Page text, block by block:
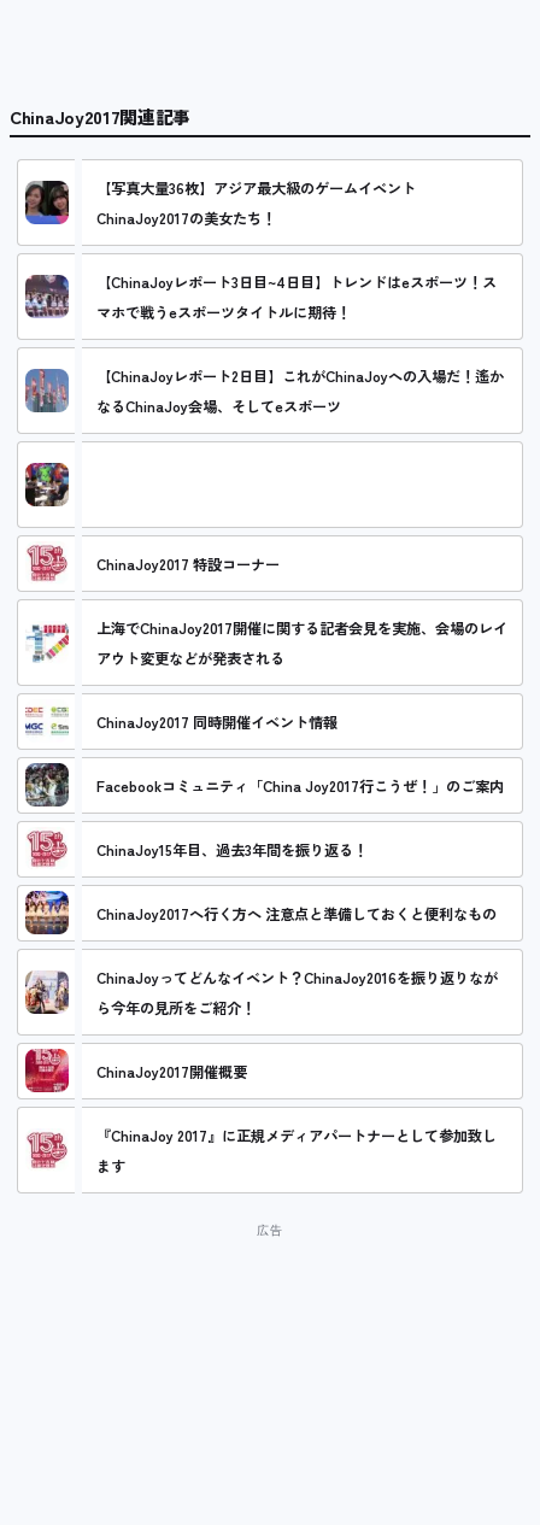
ChinaJoy2017関連記事
【写真大量36枚】アジア最大級のゲームイベント
ChinaJoy2017の美女たち！
【ChinaJoyレポート3日目~4日目】トレンドはeスポーツ！ス
マホで戦うeスポーツタイトルに期待！
【ChinaJoyレポート2日目】これがChinaJoyへの入場だ！遙か
なるChinaJoy会場、そしてeスポーツ
ChinaJoy2017 特設コーナー
上海でChinaJoy2017開催に関する記者会見を実施、会場のレイ
アウト変更などが発表される
ChinaJoy2017 同時開催イベント情報
Facebookコミュニティ「China Joy2017行こうぜ！」のご案内
ChinaJoy15年目、過去3年間を振り返る！
ChinaJoy2017へ行く方へ 注意点と準備しておくと便利なもの
ChinaJoyってどんなイベント？ChinaJoy2016を振り返りなが
ら今年の見所をご紹介！
ChinaJoy2017開催概要
『ChinaJoy 2017』に正規メディアパートナーとして参加致し
ます